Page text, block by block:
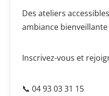
Des ateliers
ambiance
Inscrivez-vous et
📞 04 93 03 31 15